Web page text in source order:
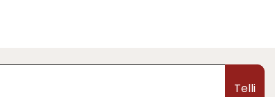
Telli